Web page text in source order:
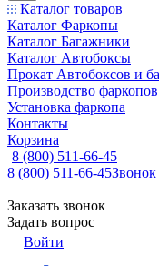
Каталог товаров
Каталог Фаркопы
Каталог Багажники
Каталог Автобоксы
Прокат Автобоксов и
Производство фаркопов
Установка фаркопа
Контакты
Корзина
8 (800) 511-66-45
8 (800) 511-66-45
Заказать звонок
Задать вопрос
Войти